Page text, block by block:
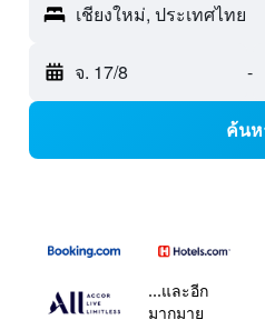
เชียงใหม่, ประเทศไทย
จ. 17/8 -
ค้น
...และอีก
มากมาย